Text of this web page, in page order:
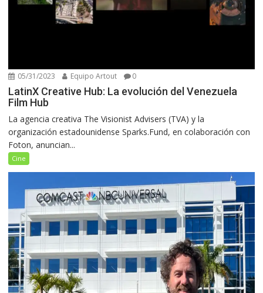
05/31/2023 Equipo Artout 0
LatinX Creative Hub: La evolución del Venezuela
Film Hub
La agencia creativa The Visionist Advisers (TVA) y la
organización estadounidense Sparks.Fund, en colaboración con
Foton, anuncian...
Cine